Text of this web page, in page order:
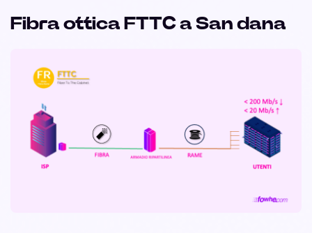
Fibra ottica FTTC a San dana